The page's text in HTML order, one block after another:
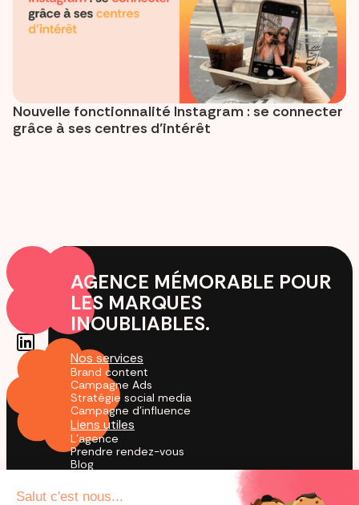
Nouvelle fonctionnalité Instagram : se connecter
grâce à ses centres d’intérêt
AGENCE MÉMORABLE POUR
LES MARQUES
INOUBLIABLES.
Nos services
Brand content
Campagne Ads
Stratégie social media
Campagne d'influence
Liens utiles
L'agence
Prendre rendez-vous
Blog
Agence TikTok